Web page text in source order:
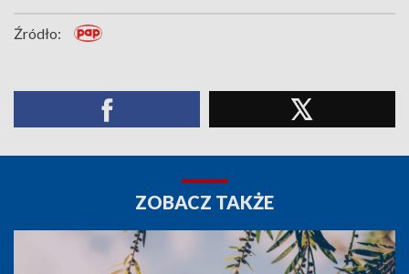
Źródło:
ZOBACZ TAKŻE